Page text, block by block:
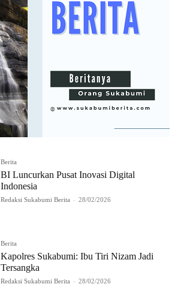
Berita
BI Luncurkan Pusat Inovasi Digital
Indonesia
Redaksi Sukabumi Berita - 28/02/2026
Berita
Kapolres Sukabumi: Ibu Tiri Nizam Jadi
Tersangka
Redaksi Sukabumi Berita - 28/02/2026